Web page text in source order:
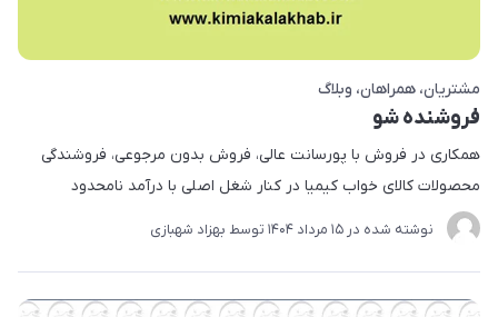
مشتریان همراهان وبلاگ
فروشنده شو
​​​​همکاری در فروش با پورسانت عالی، فروش بدون مرجوعی، فروشندگی
محصولات کالای خواب کیمیا در کنار شغل اصلی با درآمد نامحدود
نوشته شده در 15 مرداد 1404 توسط بهزاد شهبازی